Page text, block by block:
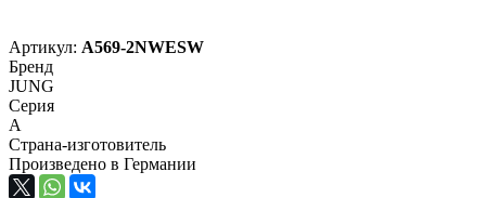
Артикул: A569-2NWESW
Бренд
JUNG
Серия
A
Страна-изготовитель
Произведено в Германии